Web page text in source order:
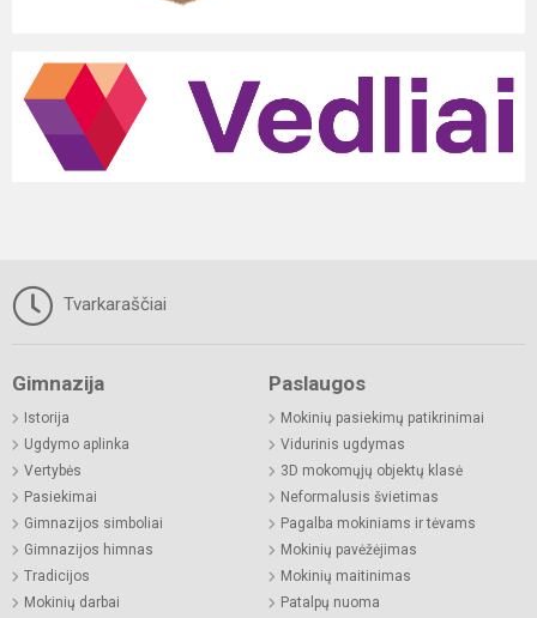
Tvarkaraščiai
Gimnazija
Istorija
Ugdymo aplinka
Vertybės
Pasiekimai
Gimnazijos simboliai
Gimnazijos himnas
Tradicijos
Mokinių darbai
Paslaugos
Mokinių pasiekimų patikrinimai
Vidurinis ugdymas
3D mokomųjų objektų klasė
Neformalusis švietimas
Pagalba mokiniams ir tėvams
Mokinių pavėžėjimas
Mokinių maitinimas
Patalpų nuoma